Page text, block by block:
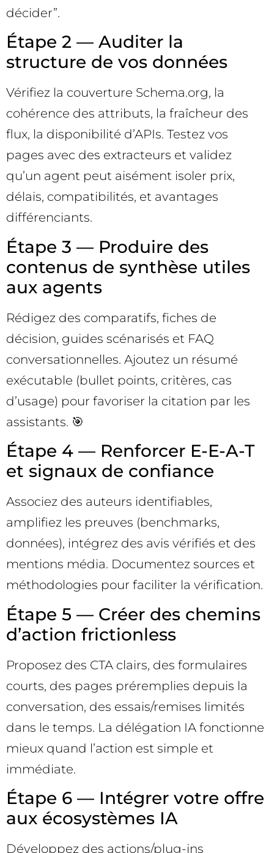
décider”.
Étape 2 — Auditer la
structure de vos données
Vérifiez la couverture Schema.org, la
cohérence des attributs, la fraîcheur des
flux, la disponibilité d’APIs. Testez vos
pages avec des extracteurs et validez
qu’un agent peut aisément isoler prix,
délais, compatibilités, et avantages
différenciants.
Étape 3 — Produire des
contenus de synthèse utiles
aux agents
Rédigez des comparatifs, fiches de
décision, guides scénarisés et FAQ
conversationnelles. Ajoutez un résumé
exécutable (bullet points, critères, cas
d’usage) pour favoriser la citation par les
assistants. 🎯
Étape 4 — Renforcer E-E-A-T
et signaux de confiance
Associez des auteurs identifiables,
amplifiez les preuves (benchmarks,
données), intégrez des avis vérifiés et des
mentions média. Documentez sources et
méthodologies pour faciliter la vérification.
Étape 5 — Créer des chemins
d’action frictionless
Proposez des CTA clairs, des formulaires
courts, des pages préremplies depuis la
conversation, des essais/remises limités
dans le temps. La délégation IA fonctionne
mieux quand l’action est simple et
immédiate.
Étape 6 — Intégrer votre offre
aux écosystèmes IA
Développez des actions/plug-ins